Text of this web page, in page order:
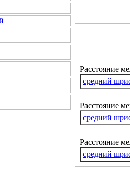
Расстояние
средний
Расстояние
средний
Расстояние
средний